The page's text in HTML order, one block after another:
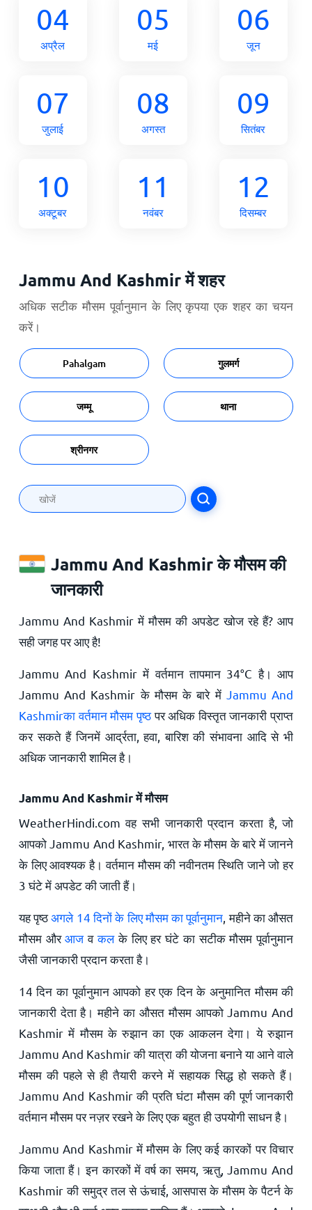
04
अप्रैल
05
मई
06
जून
07
जुलाई
08
अगस्त
09
सितंबर
10
अक्टूबर
11
नवंबर
12
दिसम्बर
Jammu And Kashmir में शहर
अधिक सटीक मौसम पूर्वानुमान के लिए कृपया एक शहर का चयन
करें।
Pahalgam गुलमर्ग
जम्मू थाना
श्रीनगर
Jammu And Kashmir के मौसम की
जानकारी
Jammu And Kashmir में मौसम की अपडेट खोज रहे हैं? आप
सही जगह पर आए है!
Jammu And Kashmir में वर्तमान तापमान 34°C है। आप
Jammu And Kashmir के मौसम के बारे में Jammu And
Kashmirका वर्तमान मौसम पृष्ठपर अधिक विस्तृत जानकारी प्राप्त
कर सकते हैं जिनमें आर्द्रता, हवा, बारिश की संभावना आदि से भी
अधिक जानकारी शामिल है।
Jammu And Kashmir में मौसम
WeatherHindi.com वह सभी जानकारी प्रदान करता है, जो
आपको Jammu And Kashmir, भारत के मौसम के बारे में जानने
के लिए आवश्यक है। वर्तमान मौसम की नवीनतम स्थिति जाने जो हर
3 घंटे में अपडेट की जाती हैं।
यह पृष्ठअगले 14 दिनों के लिए मौसम का पूर्वानुमान , महीने का औसत
मौसम औरआजवकलके लिए हर घंटे का सटीक मौसम पूर्वानुमान
जैसी जानकारी प्रदान करता है।
14 दिन का पूर्वानुमान आपको हर एक दिन के अनुमानित मौसम की
जानकारी देता है। महीने का औसत मौसम आपको Jammu And
Kashmir में मौसम के रुझान का एक आकलन देगा। ये रुझान
Jammu And Kashmir की यात्रा की योजना बनाने या आने वाले
मौसम की पहले से ही तैयारी करने में सहायक सिद्ध हो सकते हैं।
Jammu And Kashmir की प्रति घंटा मौसम की पूर्ण जानकारी
वर्तमान मौसम पर नज़र रखने के लिए एक बहुत ही उपयोगी साधन है।
Jammu And Kashmir में मौसम के लिए कई कारकों पर विचार
किया जाता हैं। इन कारकों में वर्ष का समय, ऋतु, Jammu And
Kashmir की समुद्र तल से ऊंचाई, आसपास के मौसम के पैटर्न के